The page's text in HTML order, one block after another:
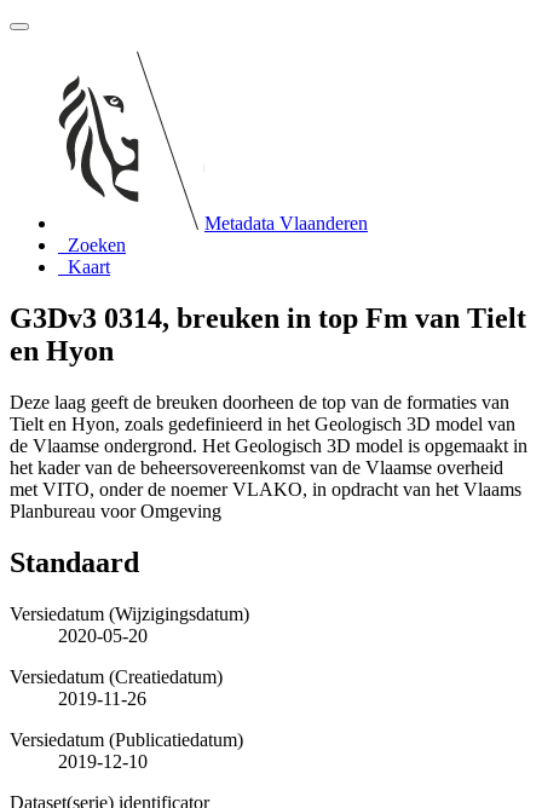
Metadata Vlaanderen
Zoeken
Kaart
G3Dv3 0314, breuken in top Fm van Tielt
en Hyon
Deze laag geeft de breuken doorheen de top van de formaties van
Tielt en Hyon, zoals gedefinieerd in het Geologisch 3D model van
de Vlaamse ondergrond. Het Geologisch 3D model is opgemaakt in
het kader van de beheersovereenkomst van de Vlaamse overheid
met VITO, onder de noemer VLAKO, in opdracht van het Vlaams
Planbureau voor Omgeving
Standaard
Versiedatum (Wijzigingsdatum)
2020-05-20
Versiedatum (Creatiedatum)
2019-11-26
Versiedatum (Publicatiedatum)
2019-12-10
Dataset(serie) identificator